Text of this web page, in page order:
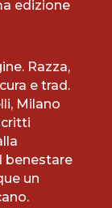
edizione
Razza,
e trad.
Milano
benestare
un